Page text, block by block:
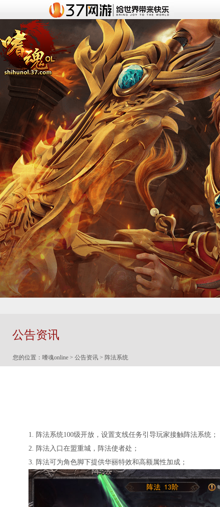
公告资讯
您的位置： 嗜魂online > 公告资讯 > 阵法系统
1. 阵法系统100级开放，设置支线任务引导玩家接触阵法系统；
2. 阵法入口在盟重城，阵法使者处；
3. 阵法可为角色脚下提供华丽特效和高额属性加成；